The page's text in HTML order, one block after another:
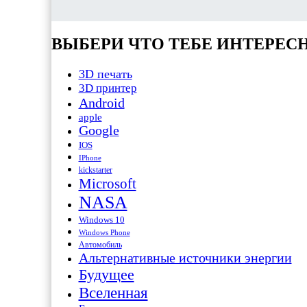
ВЫБЕРИ ЧТО ТЕБЕ
3D печать
3D принтер
Android
apple
Google
IOS
IPhone
kickstarter
Microsoft
NASA
Windows 10
Windows Phone
Автомобиль
Альтернативные источники энергии
Будущее
Вселенная